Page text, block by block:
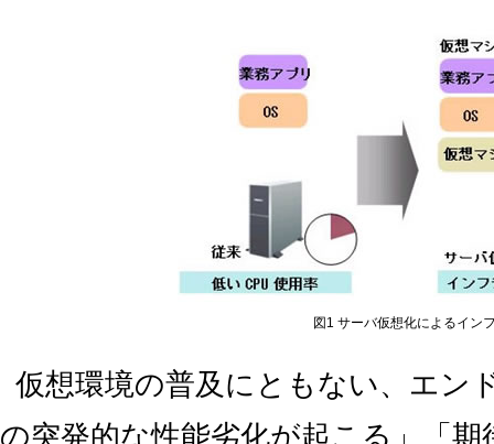
図1 サーバ仮想化によるイン
仮想環境の普及にともない、エン
の突発的な性能劣化が起こる」「